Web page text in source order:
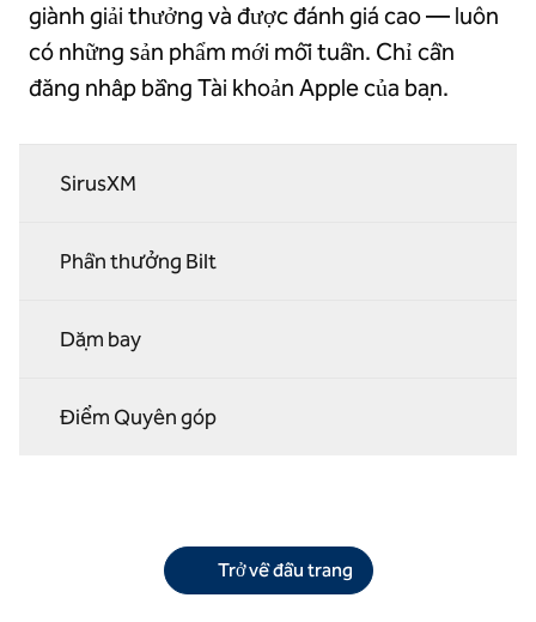
giành giải thưởng và được đánh giá cao — luôn
có những sản phẩm mới mỗi tuần. Chỉ cần
đăng nhập bằng Tài khoản Apple của bạn.
SirusXM
Phần thưởng Bilt
Dặm bay
Điểm Quyên góp
Trở về đầu trang